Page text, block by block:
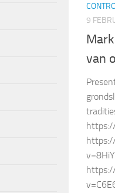
9
van